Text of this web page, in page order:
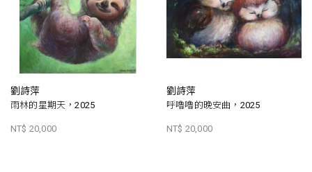
劉詩萍
雨林的星期天，2025
NT$ 20,000
劉詩萍
呼嚕嚕的晚安曲，2025
NT$ 20,000